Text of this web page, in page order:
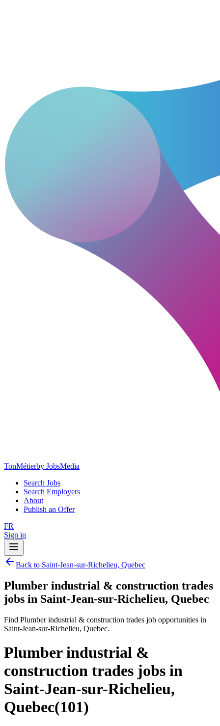
TonMétierby JobsMedia
Search Jobs
Search Employers
About
Publish an Offer
FR
Sign in
Back to Saint-Jean-sur-Richelieu, Quebec
Plumber industrial & construction trades
jobs in Saint-Jean-sur-Richelieu, Quebec
Find Plumber industrial & construction trades job opportunities in
Saint-Jean-sur-Richelieu, Quebec.
Plumber industrial &
construction trades jobs in
Saint-Jean-sur-Richelieu,
Quebec(101)